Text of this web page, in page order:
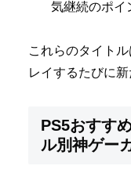
気継続のポイ
これらのタイト
レイするたびに
PS5おすす
ル別神ゲー